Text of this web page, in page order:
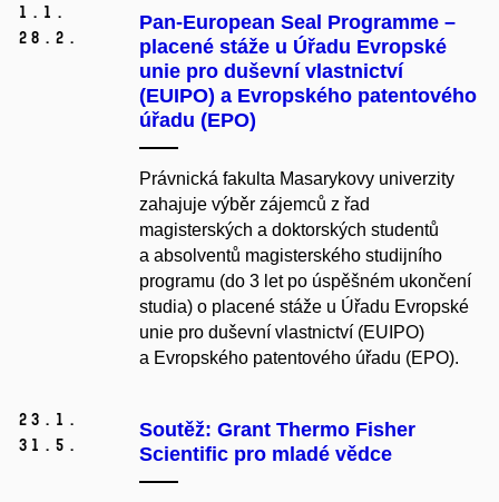
1. 1.
28. 2.
Pan-European Seal Programme –
placené stáže u Úřadu Evropské
unie pro duševní vlastnictví
(EUIPO) a Evropského patentového
úřadu (EPO)
Právnická fakulta Masarykovy univerzity
zahajuje výběr zájemců z řad
magisterských a doktorských studentů
a absolventů magisterského studijního
programu (do 3 let po úspěšném ukončení
studia) o placené stáže u Úřadu Evropské
unie pro duševní vlastnictví (EUIPO)
a Evropského patentového úřadu (EPO).
23. 1.
31. 5.
Soutěž: Grant Thermo Fisher
Scientific pro mladé vědce